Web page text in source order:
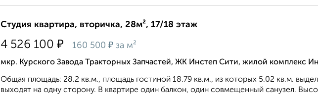
Студия квартира, вторичка, 28м², 17/18 этаж
4 526 100 ₽ 160 500 ₽ за м²
мкр. Курского Завода Тракторных Запчастей, ЖК Инстеп Сити, жилой комплекс
Общая площадь: 28.2 кв.м., площадь гостиной 18.79 кв.м., из которых 5.02 кв.м.
выходят на одну сторону. В квартире один балкон, один совмещенный санузел.